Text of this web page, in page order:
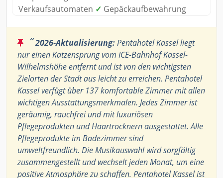
Verkaufsautomaten ✓ Gepäckaufbewahrung
“2026-Aktualisierung:Pentahotel Kassel liegt
nur einen Katzensprung vom ICE-Bahnhof Kassel-
Wilhelmshöhe entfernt und ist von den wichtigsten
Zielorten der Stadt aus leicht zu erreichen. Pentahotel
Kassel verfügt über 137 komfortable Zimmer mit allen
wichtigen Ausstattungsmerkmalen. Jedes Zimmer ist
geräumig, rauchfrei und mit luxuriösen
Pflegeprodukten und Haartrocknern ausgestattet. Alle
Pflegeprodukte im Badezimmer sind
umweltfreundlich. Die Musikauswahl wird sorgfältig
zusammengestellt und wechselt jeden Monat, um eine
positive Atmosphäre zu schaffen. Pentahotel Kassel ist